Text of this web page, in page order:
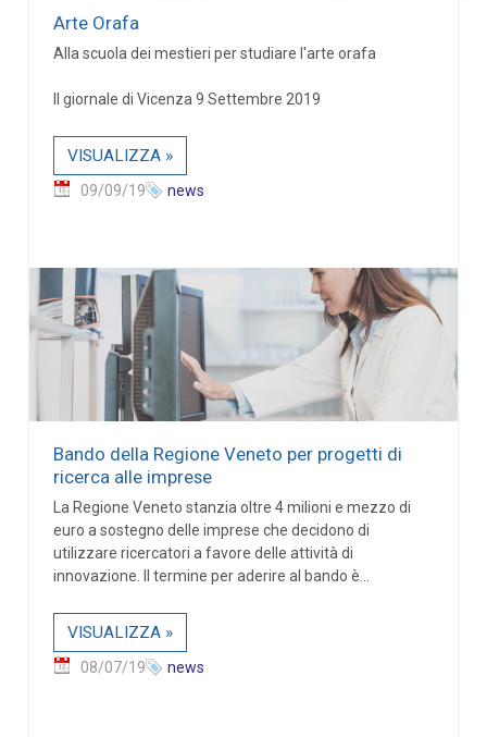
Arte Orafa
Alla scuola dei mestieri per studiare l'arte orafa
Il giornale di Vicenza 9 Settembre 2019
VISUALIZZA »
09/09/19 news
Bando della Regione Veneto per progetti di
ricerca alle imprese
La Regione Veneto stanzia oltre 4 milioni e mezzo di
euro a sostegno delle imprese che decidono di
utilizzare ricercatori a favore delle attività di
innovazione. Il termine per aderire al bando è...
VISUALIZZA »
08/07/19 news